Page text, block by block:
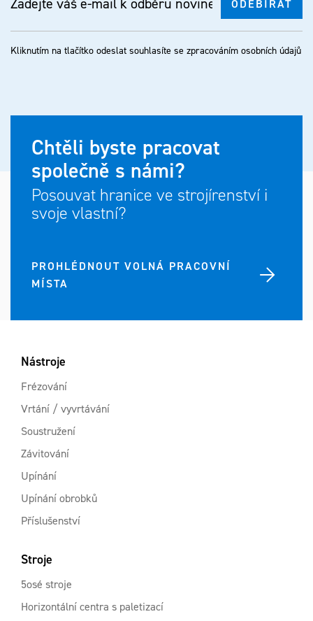
Kliknutím na tlačítko odeslat souhlasíte se zpracováním osobních údajů
Chtěli byste pracovat
společně s námi?
Posouvat hranice ve strojírenství i
svoje vlastní?
PROHLÉDNOUT VOLNÁ PRACOVNÍ
MÍSTA
Nástroje
Frézování
Vrtání / vyvrtávání
Soustružení
Závitování
Upínání
Upínání obrobků
Příslušenství
Stroje
5osé stroje
Horizontální centra s paletizací